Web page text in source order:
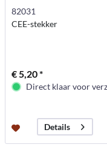
82031
CEE-stekker
€ 5,20 *
Direct klaar voor
Details